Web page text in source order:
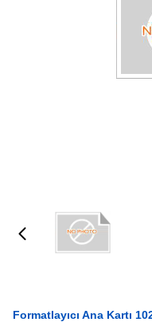
Formatlayıcı Ana Kartı